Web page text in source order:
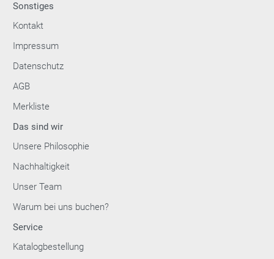
Sonstiges
Kontakt
Impressum
Datenschutz
AGB
Merkliste
Das sind wir
Unsere Philosophie
Nachhaltigkeit
Unser Team
Warum bei uns buchen?
Service
Katalogbestellung